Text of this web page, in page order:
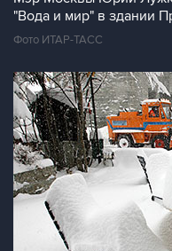
"Вода и мир" в здании
Фото ИТАР-ТАСС